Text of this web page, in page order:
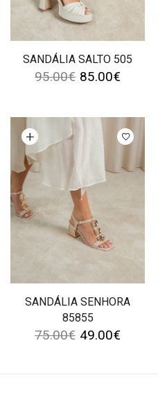
SANDÁLIA SALTO 505
95.00€ 85.00€
SANDÁLIA SENHORA
85855
opções
75.00€ 49.00€